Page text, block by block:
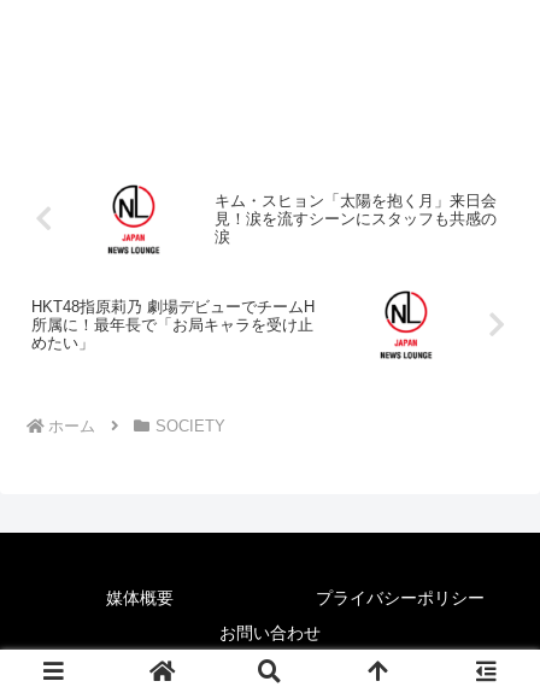
キム・スヒョン「太陽を抱く月」来日会
見！涙を流すシーンにスタッフも共感の
涙
HKT48指原莉乃 劇場デビューでチームH
所属に！最年長で「お局キャラを受け止
めたい」
ホーム SOCIETY
媒体概要
プライバシーポリシー
お問い合わせ
© 2025 News Lounge.